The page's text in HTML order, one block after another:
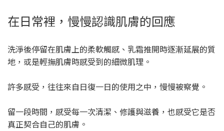
在日常裡，慢慢認識肌膚的回應
洗淨後停留在肌膚上的柔軟觸感、乳霜推開時逐漸延展的質
地，或是輕撫肌膚時感受到的細微肌理。
許多感受，往往來自日復一日的使用之中，慢慢被察覺。
留一段時間，感受每一次清潔、修護與滋養，也感受它是否
真正契合自己的肌膚。